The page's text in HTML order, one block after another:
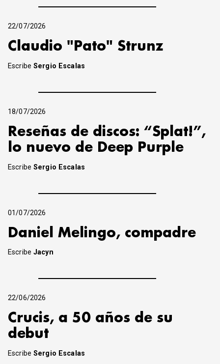
22/07/2026
Claudio "Pato" Strunz
EscribeSergio Escalas
18/07/2026
Reseñas de discos: “Splat!”,
lo nuevo de Deep Purple
EscribeSergio Escalas
01/07/2026
Daniel Melingo, compadre
EscribeJacyn
22/06/2026
Crucis, a 50 años de su
debut
EscribeSergio Escalas